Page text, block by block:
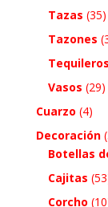
Tazas (35)
Tazones
Tequileros
Vasos (29)
Cuarzo (4)
Decoración
Botellas
Cajitas
Corcho